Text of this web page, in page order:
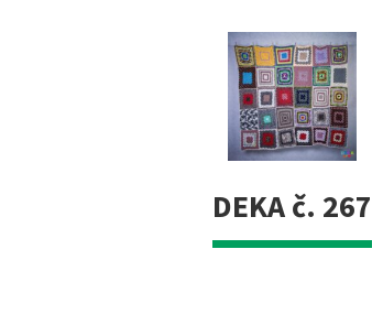
DEKA č. 267